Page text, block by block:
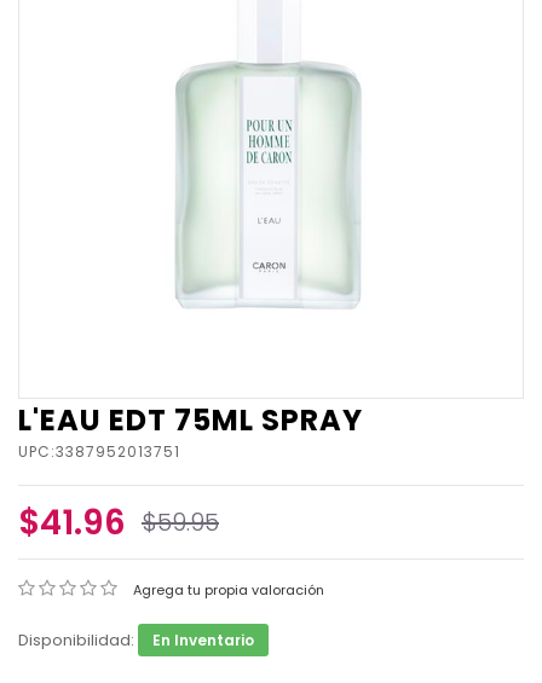
L'EAU EDT 75ML SPRAY
UPC:3387952013751
$41.96 $59.95
Agrega tu propia valoración
Disponibilidad: En Inventario